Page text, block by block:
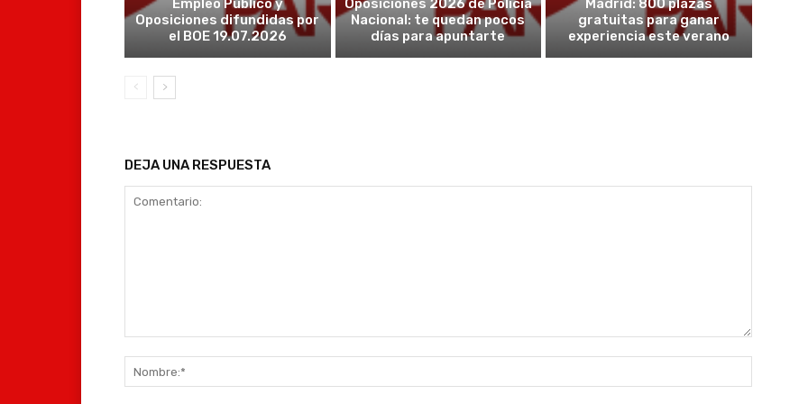
Empleo Público y
Oposiciones difundidas por
el BOE 19.07.2026
Oposiciones 2026 de Policía
Nacional: te quedan pocos
días para apuntarte
Madrid: 800 plazas
gratuitas para ganar
experiencia este verano
DEJA UNA RESPUESTA